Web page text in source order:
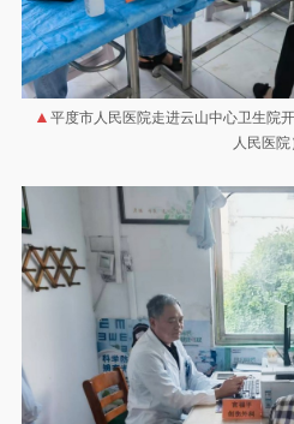
平度市人民医院走进云山中心卫生院
人民医院